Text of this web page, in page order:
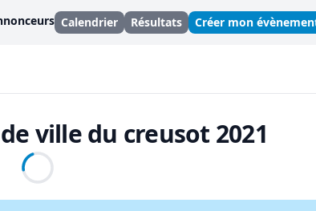
Calendrier Résultats Créer mon
ville du creusot 2021